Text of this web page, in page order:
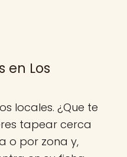
en Los
locales. ¿Que te
tapear cerca
o por zona y,